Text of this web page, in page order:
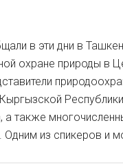
в эти дни в
охране природы в
а также
Одним из спикеров и